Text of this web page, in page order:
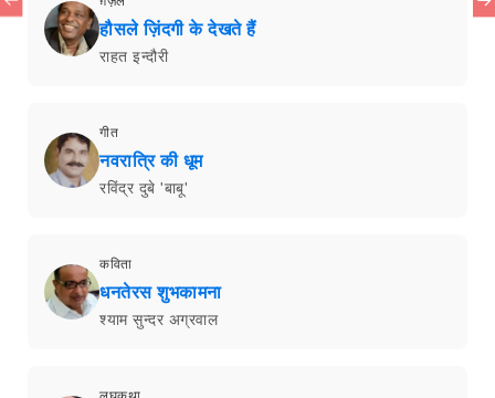
हौसले ज़िंदगी के देखते हैं
राहत इन्दौरी
गीत
नवरात्रि की धूम
रविंद्र दुबे 'बाबू'
कविता
धनतेरस शुभकामना
श्याम सुन्दर अग्रवाल